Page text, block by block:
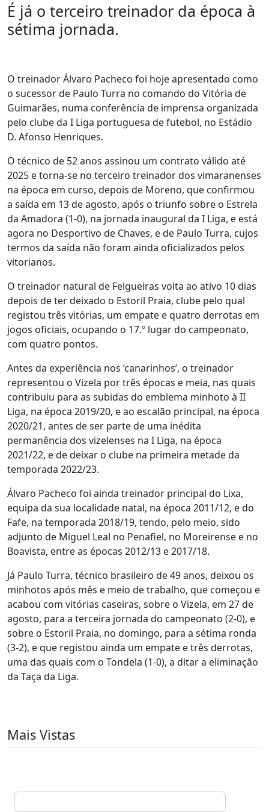
É já o terceiro treinador da época à
sétima jornada.
O treinador Álvaro Pacheco foi hoje apresentado como
o sucessor de Paulo Turra no comando do Vitória de
Guimarães, numa conferência de imprensa organizada
pelo clube da I Liga portuguesa de futebol, no Estádio
D. Afonso Henriques.
O técnico de 52 anos assinou um contrato válido até
2025 e torna-se no terceiro treinador dos vimaranenses
na época em curso, depois de Moreno, que confirmou
a saída em 13 de agosto, após o triunfo sobre o Estrela
da Amadora (1-0), na jornada inaugural da I Liga, e está
agora no Desportivo de Chaves, e de Paulo Turra, cujos
termos da saída não foram ainda oficializados pelos
vitorianos.
O treinador natural de Felgueiras volta ao ativo 10 dias
depois de ter deixado o Estoril Praia, clube pelo qual
registou três vitórias, um empate e quatro derrotas em
jogos oficiais, ocupando o 17.º lugar do campeonato,
com quatro pontos.
Antes da experiência nos ‘canarinhos’, o treinador
representou o Vizela por três épocas e meia, nas quais
contribuiu para as subidas do emblema minhoto à II
Liga, na época 2019/20, e ao escalão principal, na época
2020/21, antes de ser parte de uma inédita
permanência dos vizelenses na I Liga, na época
2021/22, e de deixar o clube na primeira metade da
temporada 2022/23.
Álvaro Pacheco foi ainda treinador principal do Lixa,
equipa da sua localidade natal, na época 2011/12, e do
Fafe, na temporada 2018/19, tendo, pelo meio, sido
adjunto de Miguel Leal no Penafiel, no Moreirense e no
Boavista, entre as épocas 2012/13 e 2017/18.
Já Paulo Turra, técnico brasileiro de 49 anos, deixou os
minhotos após mês e meio de trabalho, que começou e
acabou com vitórias caseiras, sobre o Vizela, em 27 de
agosto, para a terceira jornada do campeonato (2-0), e
sobre o Estoril Praia, no domingo, para a sétima ronda
(3-2), e que registou ainda um empate e três derrotas,
uma das quais com o Tondela (1-0), a ditar a eliminação
da Taça da Liga.
Mais Vistas